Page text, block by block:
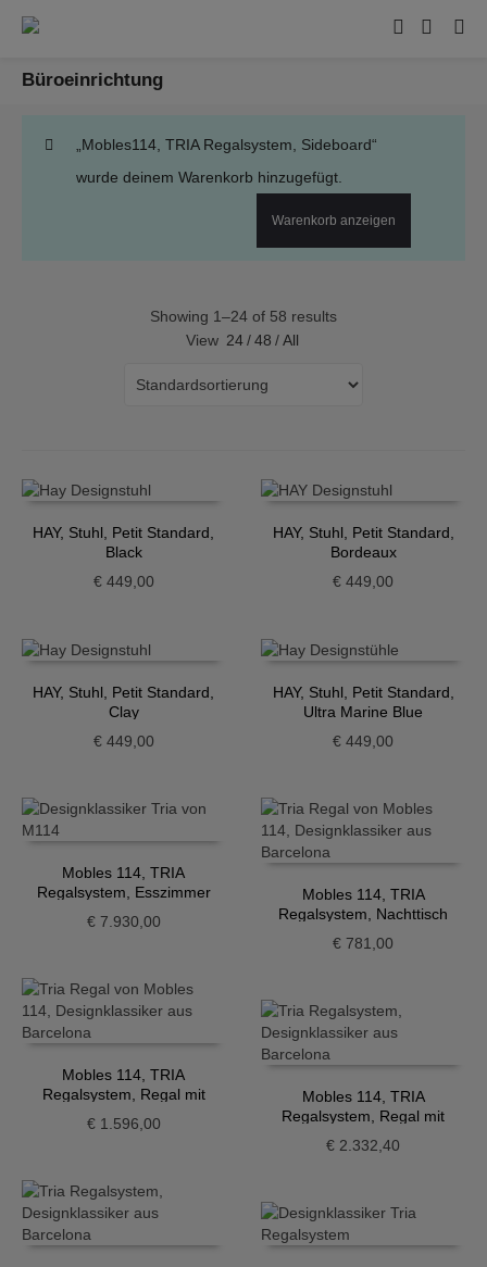
Büroeinrichtung
„Mobles114, TRIA Regalsystem, Sideboard“
wurde deinem Warenkorb hinzugefügt.
Warenkorb anzeigen
Showing 1–24 of 58 results
View 24 / 48 / All
HAY, Stuhl, Petit Standard,
Black
€449,00
HAY, Stuhl, Petit Standard,
Bordeaux
€ 449,00
HAY, Stuhl, Petit Standard,
Clay
€449,00
HAY, Stuhl, Petit Standard,
Ultra Marine Blue
€ 449,00
Mobles 114, TRIA
Regalsystem, Esszimmer
€7.930,00
Mobles 114, TRIA
Regalsystem, Nachttisch
€ 781,00
Mobles 114, TRIA
Regalsystem, Regal mit
Schrank, ocker
€1.596,00
Mobles 114, TRIA
Regalsystem, Regal mit
Schreibtisch
€ 2.332,40